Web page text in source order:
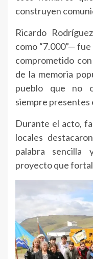
construyen
Ricardo
como “7.000”—
comprometido
de la memoria
pueblo que no
siempre presentes
Durante el acto,
locales
palabra sencilla
proyecto que